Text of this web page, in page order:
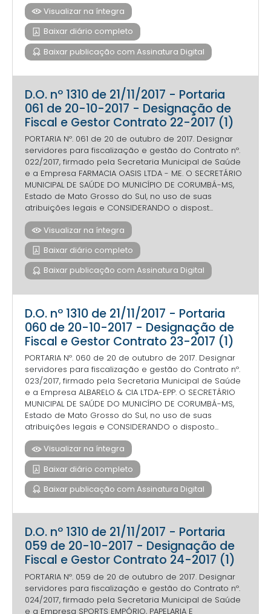
Visualizar na íntegra
Baixar diário completo
Baixar publicação com Assinatura Digital
D.O. nº 1310 de 21/11/2017 - Portaria
061 de 20-10-2017 - Designação de
Fiscal e Gestor Contrato 22-2017 (1)
PORTARIA Nº. 061 de 20 de outubro de 2017. Designar
servidores para fiscalização e gestão do Contrato nº.
022/2017, firmado pela Secretaria Municipal de Saúde
e a Empresa FARMACIA OASIS LTDA - ME. O SECRETÁRIO
MUNICIPAL DE SAÚDE DO MUNICÍPIO DE CORUMBÁ-MS,
Estado de Mato Grosso do Sul, no uso de suas
atribuições legais e CONSIDERANDO o dispost...
Visualizar na íntegra
Baixar diário completo
Baixar publicação com Assinatura Digital
D.O. nº 1310 de 21/11/2017 - Portaria
060 de 20-10-2017 - Designação de
Fiscal e Gestor Contrato 23-2017 (1)
PORTARIA Nº. 060 de 20 de outubro de 2017. Designar
servidores para fiscalização e gestão do Contrato nº.
023/2017, firmado pela Secretaria Municipal de Saúde
e a Empresa ALBARELO & CIA LTDA-EPP. O SECRETÁRIO
MUNICIPAL DE SAÚDE DO MUNICÍPIO DE CORUMBÁ-MS,
Estado de Mato Grosso do Sul, no uso de suas
atribuições legais e CONSIDERANDO o disposto...
Visualizar na íntegra
Baixar diário completo
Baixar publicação com Assinatura Digital
D.O. nº 1310 de 21/11/2017 - Portaria
059 de 20-10-2017 - Designação de
Fiscal e Gestor Contrato 24-2017 (1)
PORTARIA Nº. 059 de 20 de outubro de 2017. Designar
servidores para fiscalização e gestão do Contrato nº.
024/2017, firmado pela Secretaria Municipal de Saúde
e a Empresa SPORTS EMPÓRIO, PAPELARIA E